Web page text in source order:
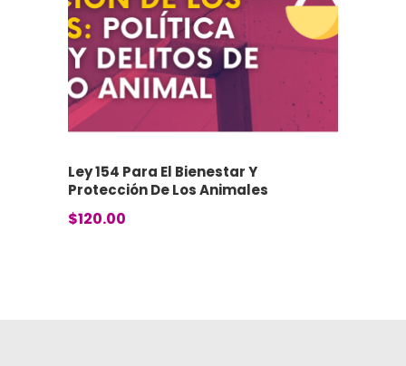
Ley 154 Para El Bienestar Y
Protección De Los Animales
$120.00